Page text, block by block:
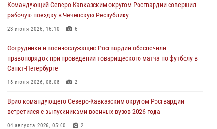
06 августа 2026, 14:47 10 1
В Брянске сотрудники и военнослужащие Росгвардии почтили
06 августа 2026, 14:36 2
В кинологическом центре Уральского округа Росгвардии почтили
память товарищей, погибших при исполнении воинского долга
В Центральном округе Росгвардии прошли мероприятия к
108‑летию генерала армии И.К. Яковлева
Командующий Северо-Кавказским округом Росгвардии совершил
рабочую поездку в Чеченскую Республику
23 июля 2026, 16:10 6
Сотрудники и военнослужащие Росгвардии обеспечили
правопорядок при проведении товарищеского матча по футболу в
Санкт-Петербурге
13 июля 2026, 08:08 2
Врио командующего Северо-Кавказским округом Росгвардии
встретился с выпускниками военных вузов 2026 года
04 августа 2026, 05:00 2